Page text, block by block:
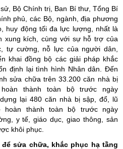
Bộ Chính trị, Ban Bí thư, Tổng Bí
phủ, các Bộ, ngành, địa phương
huy động tối đa lực lượng, nhất là
xung kích, cùng với sự hỗ trợ của
tự cường, nỗ lực của người dân,
khai đồng bộ các giải pháp khắc
định lại tình hình Nhân dân. Đến
sửa chữa trên 33.200 căn nhà bị
thành toàn bộ trước ngày
lại 480 căn nhà bị sập, đổ, lũ
thành toàn bộ trước ngày
y tế, giáo dục, giao thông, sản
khôi phục.
sửa chữa, khắc phục hạ tầng